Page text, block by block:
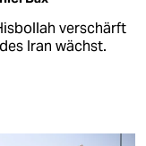
verschärft
Iran wächst.